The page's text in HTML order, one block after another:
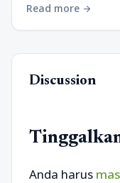
Read more arrow_forward
Discussion
Anda harus